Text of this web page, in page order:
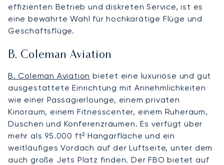
effizienten Betrieb und diskreten Service, ist es
eine bewährte Wahl für hochkarätige Flüge und
Geschäftsflüge.
B. Coleman Aviation
B. Coleman Aviation bietet eine luxuriöse und gut
ausgestattete Einrichtung mit Annehmlichkeiten
wie einer Passagierlounge, einem privaten
Kinoraum, einem Fitnesscenter, einem Ruheraum,
Duschen und Konferenzräumen. Es verfügt über
mehr als 95.000 ft² Hangarfläche und ein
weitläufiges Vordach auf der Luftseite, unter dem
auch große Jets Platz finden. Der FBO bietet auf